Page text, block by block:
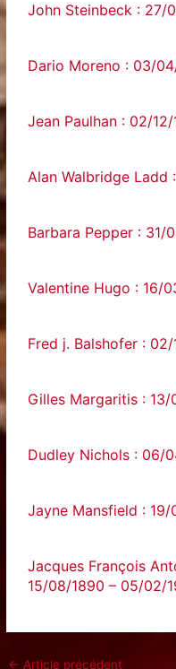
John Steinbeck : 27/
Dario Moreno : 03/
Jean Paulhan : 02/
Alan Walbridge Ladd
Barbara Pepper : 31/
Valentine Hugo : 16/
Fred j. Balshofer :
Gilles Margaritis : 13/
Dudley Nichols : 06/
Jayne Mansfield :
Jacques François
15/08/1890 – 05/02/
← Article précédent